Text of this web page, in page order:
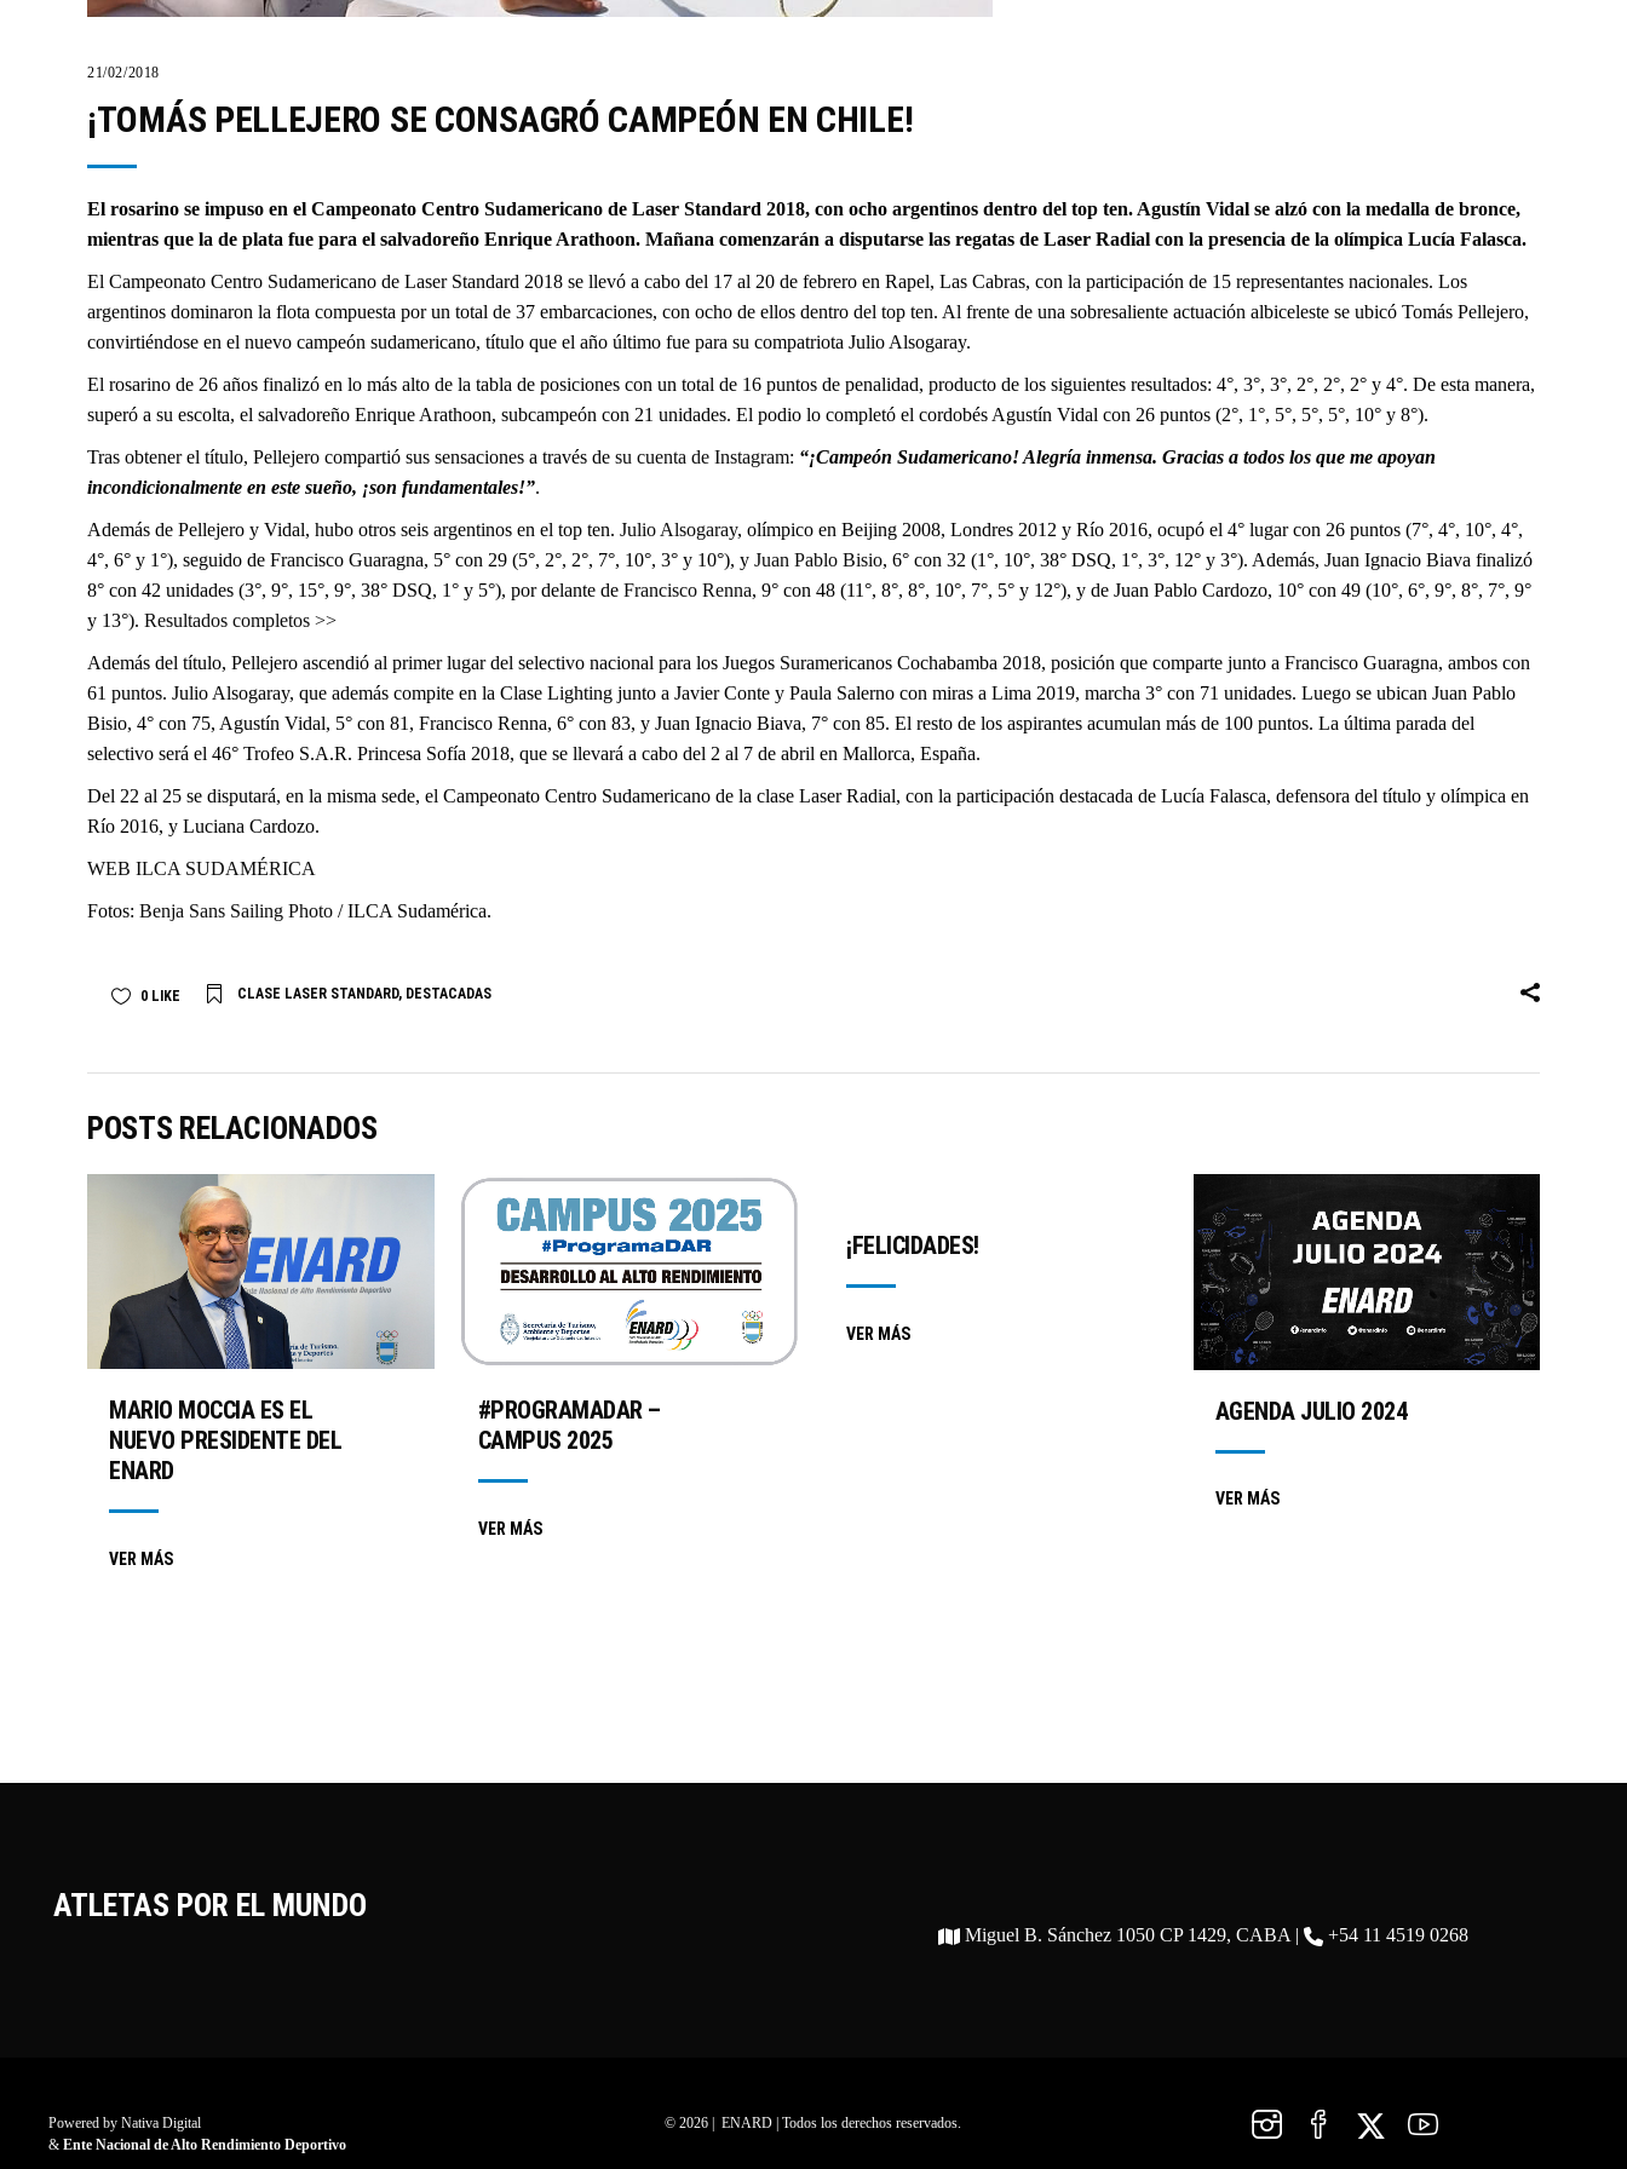
21/02/2018
¡TOMÁS PELLEJERO SE CONSAGRÓ CAMPEÓN EN CHILE!
El rosarino se impuso en el Campeonato Centro Sudamericano de Laser Standard 2018, con ocho argentinos dentro del top ten. Agustín Vidal se alzó con la medalla de bronce,
mientras que la de plata fue para el salvadoreño Enrique Arathoon. Mañana comenzarán a disputarse las regatas de Laser Radial con la presencia de la olímpica Lucía Falasca.
El Campeonato Centro Sudamericano de Laser Standard 2018 se llevó a cabo del 17 al 20 de febrero en Rapel, Las Cabras, con la participación de 15 representantes nacionales. Los
argentinos dominaron la flota compuesta por un total de 37 embarcaciones, con ocho de ellos dentro del top ten. Al frente de una sobresaliente actuación albiceleste se ubicó Tomás Pellejero,
convirtiéndose en el nuevo campeón sudamericano, título que el año último fue para su compatriota Julio Alsogaray.
El rosarino de 26 años finalizó en lo más alto de la tabla de posiciones con un total de 16 puntos de penalidad, producto de los siguientes resultados: 4°, 3°, 3°, 2°, 2°, 2° y 4°. De esta manera,
superó a su escolta, el salvadoreño Enrique Arathoon, subcampeón con 21 unidades. El podio lo completó el cordobés Agustín Vidal con 26 puntos (2°, 1°, 5°, 5°, 5°, 10° y 8°).
Tras obtener el título, Pellejero compartió sus sensaciones a través de su cuenta de Instagram: “¡Campeón Sudamericano! Alegría inmensa. Gracias a todos los que me apoyan
incondicionalmente en este sueño, ¡son fundamentales!”.
Además de Pellejero y Vidal, hubo otros seis argentinos en el top ten. Julio Alsogaray, olímpico en Beijing 2008, Londres 2012 y Río 2016, ocupó el 4° lugar con 26 puntos (7°, 4°, 10°, 4°,
4°, 6° y 1°), seguido de Francisco Guaragna, 5° con 29 (5°, 2°, 2°, 7°, 10°, 3° y 10°), y Juan Pablo Bisio, 6° con 32 (1°, 10°, 38° DSQ, 1°, 3°, 12° y 3°). Además, Juan Ignacio Biava finalizó
8° con 42 unidades (3°, 9°, 15°, 9°, 38° DSQ, 1° y 5°), por delante de Francisco Renna, 9° con 48 (11°, 8°, 8°, 10°, 7°, 5° y 12°), y de Juan Pablo Cardozo, 10° con 49 (10°, 6°, 9°, 8°, 7°, 9°
y 13°). Resultados completos >>
Además del título, Pellejero ascendió al primer lugar del selectivo nacional para los Juegos Suramericanos Cochabamba 2018, posición que comparte junto a Francisco Guaragna, ambos con
61 puntos. Julio Alsogaray, que además compite en la Clase Lighting junto a Javier Conte y Paula Salerno con miras a Lima 2019, marcha 3° con 71 unidades. Luego se ubican Juan Pablo
Bisio, 4° con 75, Agustín Vidal, 5° con 81, Francisco Renna, 6° con 83, y Juan Ignacio Biava, 7° con 85. El resto de los aspirantes acumulan más de 100 puntos. La última parada del
selectivo será el 46° Trofeo S.A.R. Princesa Sofía 2018, que se llevará a cabo del 2 al 7 de abril en Mallorca, España.
Del 22 al 25 se disputará, en la misma sede, el Campeonato Centro Sudamericano de la clase Laser Radial, con la participación destacada de Lucía Falasca, defensora del título y olímpica en
Río 2016, y Luciana Cardozo.
WEB ILCA SUDAMÉRICA
Fotos: Benja Sans Sailing Photo / ILCA Sudamérica.
0 LIKE CLASE LASER STANDARD, DESTACADAS
POSTS RELACIONADOS
MARIO MOCCIA ES EL
NUEVO PRESIDENTE DEL
ENARD
VER MÁS
#PROGRAMADAR –
CAMPUS 2025
VER MÁS
¡FELICIDADES!
VER MÁS
AGENDA JULIO 2024
VER MÁS
ATLETAS POR EL MUNDO
Miguel B. Sánchez 1050 CP 1429, CABA | +54 11 4519 0268
Powered by Nativa Digital
& Ente Nacional de Alto Rendimiento Deportivo
© 2026 | ENARD | Todos los derechos reservados.